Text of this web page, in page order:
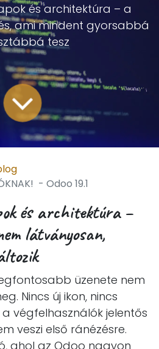
és architektúra – a
ami mindent gyorsabbá
tesz
- Odoo 19.1
és architektúra –
látványosan,
üzenete nem
Nincs új ikon, nincs
a végfelhasználók jelentős
veszi első ránézésre.
ahol az Odoo nagyon